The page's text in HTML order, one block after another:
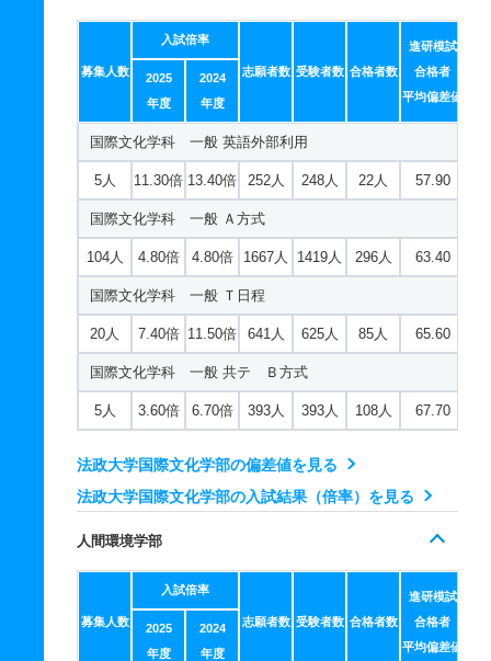
5人 427人 417人 124人 65.50
史学科 一般 共テ Ｃ方式
3人 2倍 2.10倍 129人 128人
地理学科 一般 Ａ方式Ⅱ日程
44人 4.30倍 4倍 756人
地理学科 一般 Ｔ日程
10人 5.20倍 4.90倍 151人
地理学科 一般 共テ Ｂ方式
10人 3.80倍 4.90倍 165人 148人
地理学科 一般 共テ Ｃ方式
心理学科 一般 Ａ方式Ⅱ日程
66
経営戦略学科 一般 Ｔ日程
6.60倍 6.50倍
経営戦略学科 一般 共テ Ｂ方式
15人 3.90倍 4.50倍 546人 545人 139人 62.60
経営戦略学科 一般 共テ Ｃ方式
5人 2.10倍 2.60倍 108人 103人 50人 61.40
市場経営学科 一般 英語外部利用
5人 27.10倍 22.90倍 412人 407人 15人 60.30
市場経営学科 一般 Ａ方式Ⅱ日程
98人 4.20倍 4.20倍 1493人 1448人 343人 61.30
市場経営学科 一般 Ｔ日程
20人 5.80倍 6.90倍 517人 492人
市場経営学科 一般 共テ Ｂ方式
15人 3.80倍 64.10
市場経営学科 一般 共テ Ｃ方式
5人 1.70倍 2.80倍 133人 129人 74人 65.30
募集人数
入試倍率
志願者数 受験者数 合格者数
進研模試
合格者
平均偏差値
2025
年度
2024
年度
国際文化学科 一般 英語外部利用
5人 11.30倍 13.40倍 252人 248人 22人 57.90
国際文化学科 一般 Ａ方式
104人 4.80倍 4.80倍 1667人 1419人 296人 63.40
国際文化学科 一般 Ｔ日程
20人 7.40倍 11.50倍 641人 625人 85人 65.60
国際文化学科 一般 共テ Ｂ方式
5人 3.60倍 6.70倍 393人 393人 108人 67.70
法政大学国際文化学部の偏差値を見る
法政大学国際文化学部の入試結果（倍率）を見る
人間環境学部
募集人数
入試倍率
志願者数 受験者数 合格者数
進研模試
合格者
平均偏差値
2025
年度
2024
年度